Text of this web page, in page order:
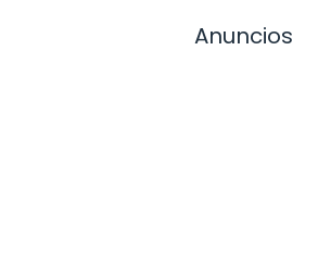
Anuncios